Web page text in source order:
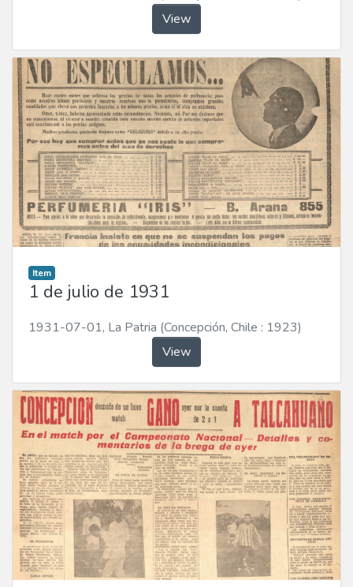
View
Item
1 de julio de 1931
1931-07-01, La Patria (Concepción, Chile : 1923)
View